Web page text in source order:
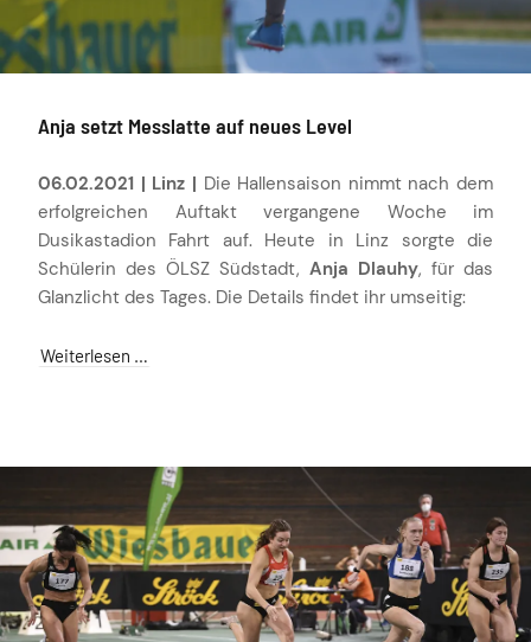
Anja setzt Messlatte auf neues Level
06.02.2021 | Linz | Die Hallensaison nimmt nach dem
erfolgreichen Auftakt vergangene Woche im
Dusikastadion Fahrt auf. Heute in Linz sorgte die
Schülerin des ÖLSZ Südstadt, Anja Dlauhy, für das
Glanzlicht des Tages. Die Details findet ihr umseitig:
Weiterlesen …